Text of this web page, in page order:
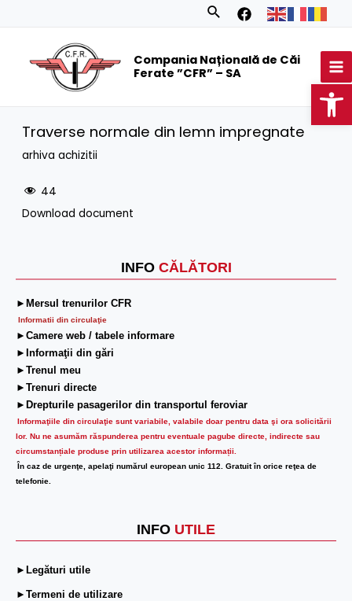
Search
Compania Națională de Căi
Ferate ”CFR” – SA
INFO CĂLĂTORI
►Mersul trenurilor CFR
Informatii din circulaţie
►Camere web / tabele informare
►Informaţii din gări
►Trenul meu
►Trenuri directe
►Drepturile pasagerilor din transportul feroviar
Informaţiile din circulaţie sunt variabile, valabile doar pentru data şi ora solicitării
lor. Nu ne asumăm răspunderea pentru eventuale pagube directe, indirecte sau
circumstanțiale produse prin utilizarea acestor informații.
În caz de urgenţe, apelaţi numărul european unic 112. Gratuit în orice reţea de
telefonie.
INFO UTILE
►Legături utile
►Termeni de utilizare
Traverse normale din lemn impregnate
arhiva achizitii
44
Download document